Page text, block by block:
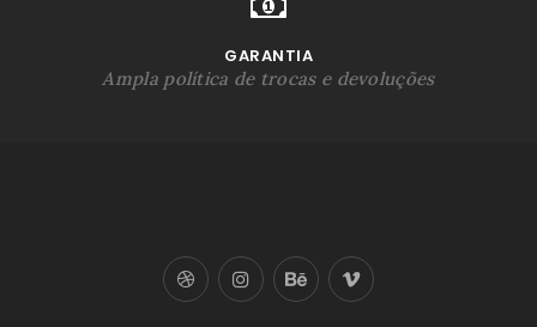
GARANTIA
Ampla política de trocas e devoluções